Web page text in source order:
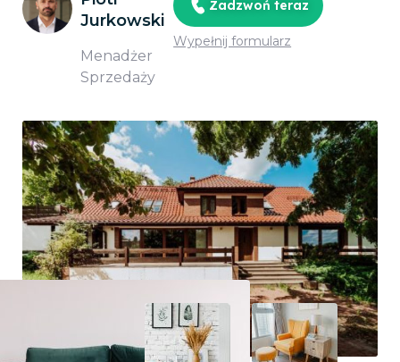
Jurkowski
Menadżer
Sprzedaży
Zadzwoń teraz
Wypełnij formularz